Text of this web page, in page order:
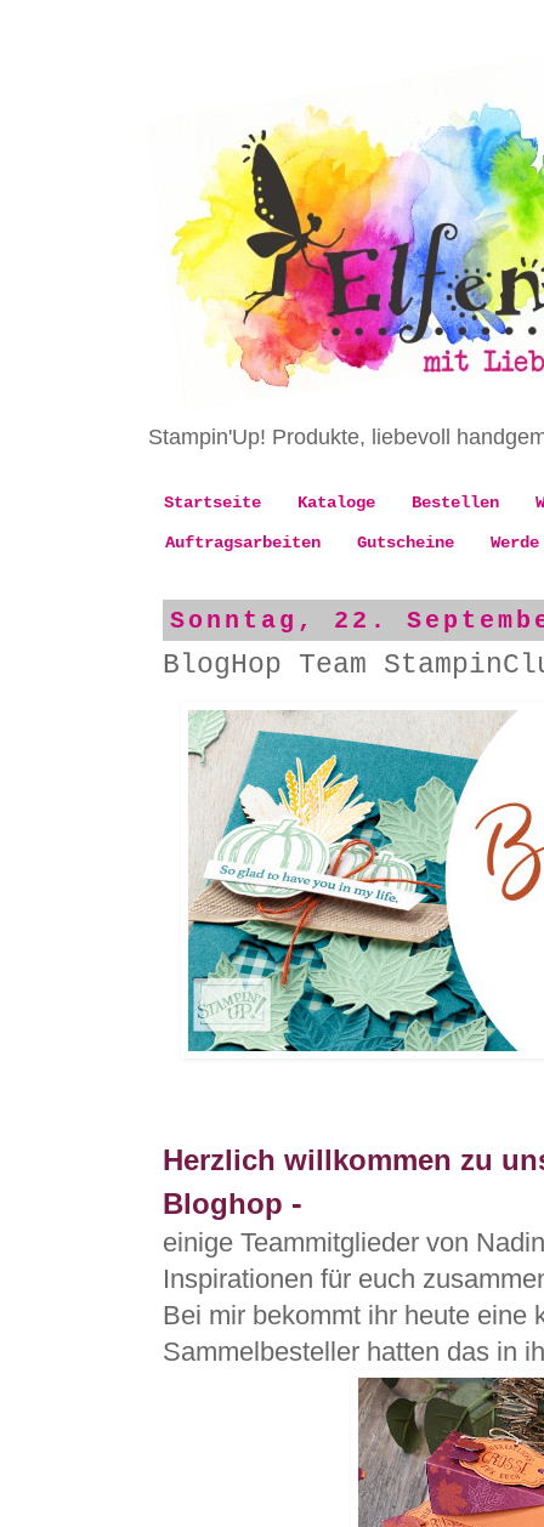
Stampin'Up! Produkte, liebevoll
Startseite Kataloge Bestellen
Auftragsarbeiten Gutscheine
Sonntag, 22.
BlogHop Team
Herzlich willkommen zu
Bloghop -
einige Teammitglieder von
Inspirationen für euch
Bei mir bekommt ihr heute eine
Sammelbesteller hatten das in